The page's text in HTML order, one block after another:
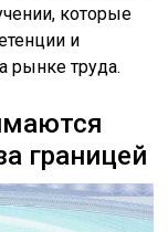
которые
и
рынке труда.
границей